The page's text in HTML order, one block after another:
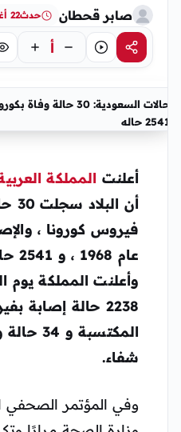
صابر قحطان حدث22 أغسطس، 2024
مشاركةاستماع أ
2541 حاله
أعلنت المملكة
أن
فيروس كورونا ،
عام
وأعلنت المملكة
2238 حالة
شفاء.
وفي المؤتمر الصحفي